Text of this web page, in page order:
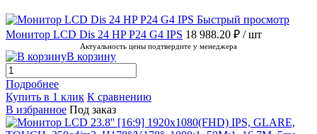
Быстрый просмотр
Монитор LCD Dis 24 HP P24 G4 IPS 18 988.20 ₽ / шт
Актуальность цены подтвердите у менеджера
В корзину
Подробнее
Купить в 1 клик К сравнению
В избранное Под заказ